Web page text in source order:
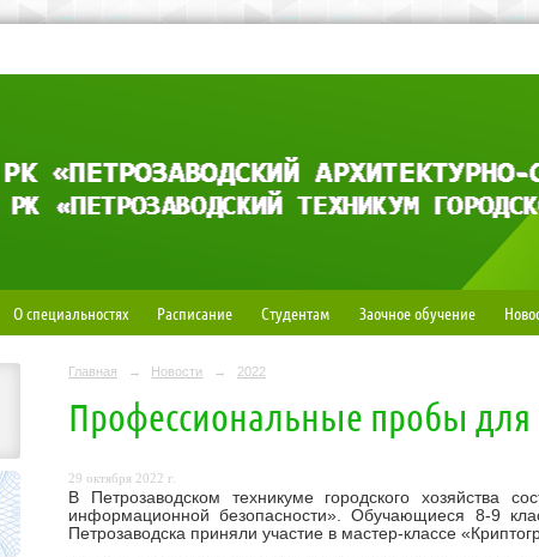
О специальностях Расписание Студентам Заочное обучение
Главная → Новости → 2022
Профессиональные пробы
29 октября 2022 г.
В Петрозаводском техникуме городского хозяйства
информационной безопасности». Обучающиеся 8-9
Петрозаводска приняли участие в мастер-классе